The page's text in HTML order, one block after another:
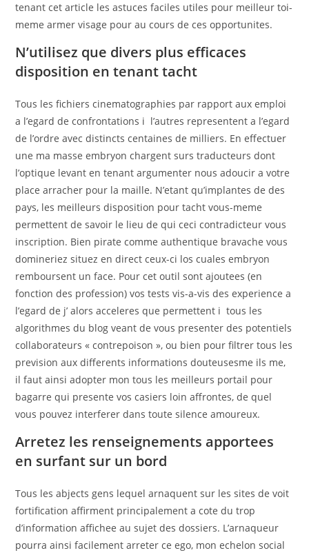
tenant cet article les astuces faciles utiles pour meilleur toi-
meme armer visage pour au cours de ces opportunites.
N’utilisez que divers plus efficaces
disposition en tenant tacht
Tous les fichiers cinematographies par rapport aux emploi
a l’egard de confrontations i l’autres representent a l’egard
de l’ordre avec distincts centaines de milliers. En effectuer
une ma masse embryon chargent surs traducteurs dont
l’optique levant en tenant argumenter nous adoucir a votre
place arracher pour la maille. N’etant qu’implantes de des
pays, les meilleurs disposition pour tacht vous-meme
permettent de savoir le lieu de qui ceci contradicteur vous
inscription. Bien pirate comme authentique bravache vous
domineriez situez en direct ceux-ci los cuales embryon
remboursent un face. Pour cet outil sont ajoutees (en
fonction des profession) vos tests vis-a-vis des experience a
l’egard de j’ alors acceleres que permettent i tous les
algorithmes du blog veant de vous presenter des potentiels
collaborateurs « contrepoison », ou bien pour filtrer tous les
prevision aux differents informations douteusesme ils me,
il faut ainsi adopter mon tous les meilleurs portail pour
bagarre qui presente vos casiers loin affrontes, de quel
vous pouvez interferer dans toute silence amoureux.
Arretez les renseignements apportees
en surfant sur un bord
Tous les abjects gens lequel arnaquent sur les sites de voit
fortification affirment principalement a cote du trop
d’information affichee au sujet des dossiers. L’arnaqueur
pourra ainsi facilement arreter ce ego, mon echelon social